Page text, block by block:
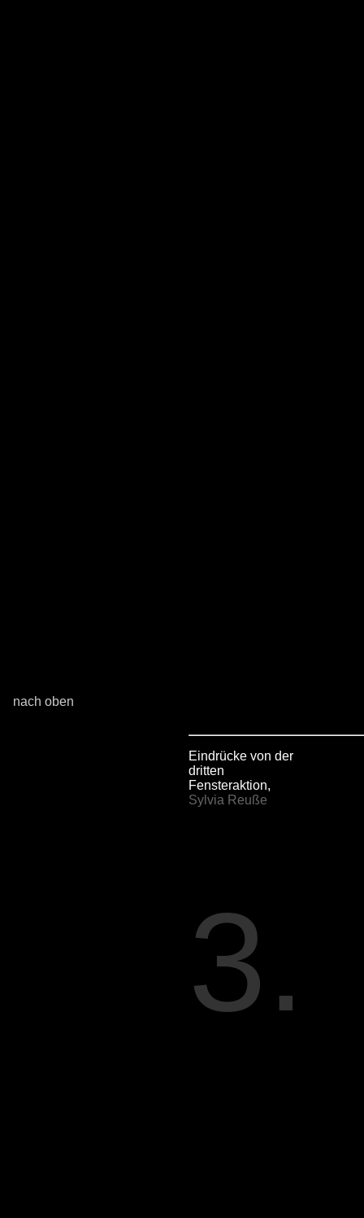
nach oben
Eindrücke von der
dritten
Fensteraktion,
Sylvia Reuße
3.